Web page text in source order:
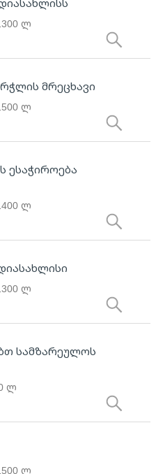
ლ
მრეცხავი
ლ
ესაჭიროება
ლ
ლ
სამზარეულოს
ლ
ლ